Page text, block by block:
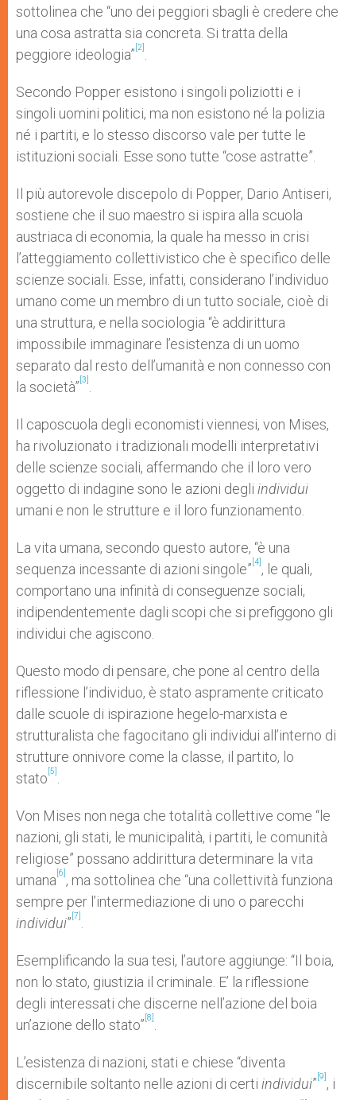
sottolinea che “uno dei peggiori sbagli è credere che
una cosa astratta sia concreta. Si tratta della
peggiore ideologia” [2] .
Secondo Popper esistono i singoli poliziotti e i
singoli uomini politici, ma non esistono né la polizia
né i partiti, e lo stesso discorso vale per tutte le
istituzioni sociali. Esse sono tutte “cose astratte”.
Il più autorevole discepolo di Popper, Dario Antiseri,
sostiene che il suo maestro si ispira alla scuola
austriaca di economia, la quale ha messo in crisi
l’atteggiamento collettivistico che è specifico delle
scienze sociali. Esse, infatti, considerano l’individuo
umano come un membro di un tutto sociale, cioè di
una struttura, e nella sociologia “è addirittura
impossibile immaginare l’esistenza di un uomo
separato dal resto dell’umanità e non connesso con
la società” [3] .
Il caposcuola degli economisti viennesi, von Mises,
ha rivoluzionato i tradizionali modelli interpretativi
delle scienze sociali, affermando che il loro vero
oggetto di indagine sono le azioni degli individui
umani e non le strutture e il loro funzionamento.
La vita umana, secondo questo autore, “è una
sequenza incessante di azioni singole” [4] , le quali,
comportano una infinità di conseguenze sociali,
indipendentemente dagli scopi che si prefiggono gli
individui che agiscono.
Questo modo di pensare, che pone al centro della
riflessione l’individuo, è stato aspramente criticato
dalle scuole di ispirazione hegelo-marxista e
strutturalista che fagocitano gli individui all’interno di
strutture onnivore come la classe, il partito, lo
stato [5] .
Von Mises non nega che totalità collettive come “le
nazioni, gli stati, le municipalità, i partiti, le comunità
religiose” possano addirittura determinare la vita
umana [6] , ma sottolinea che “una collettività funziona
sempre per l’intermediazione di uno o parecchi
individui” [7] .
Esemplificando la sua tesi, l’autore aggiunge: “Il boia,
non lo stato, giustizia il criminale. E’ la riflessione
degli interessati che discerne nell’azione del boia
un’azione dello stato” [8] .
L’esistenza di nazioni, stati e chiese “diventa
discernibile soltanto nelle azioni di certi individui” [9] , i